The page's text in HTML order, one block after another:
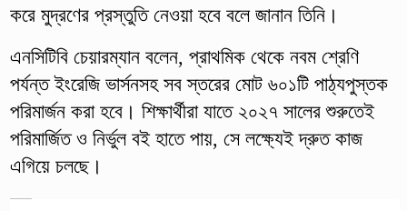
করে মুদ্রণের প্রস্তুতি নেওয়া হবে বলে জানান তিনি।
এনসিটিবি চেয়ারম্যান বলেন, প্রাথমিক থেকে নবম শ্রেণি
পর্যন্ত ইংরেজি ভার্সনসহ সব স্তরের মোট ৬০১টি পাঠ্যপুস্তক
পরিমার্জন করা হবে। শিক্ষার্থীরা যাতে ২০২৭ সালের শুরুতেই
পরিমার্জিত ও নির্ভুল বই হাতে পায়, সে লক্ষ্যেই দ্রুত কাজ
এগিয়ে চলছে।